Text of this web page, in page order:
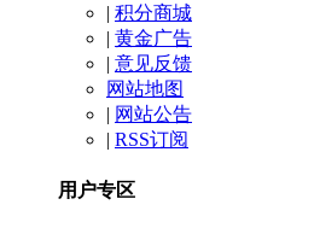
| 积分商城
| 黄金广告
| 意见反馈
网站地图
| 网站公告
| RSS订阅
用户专区